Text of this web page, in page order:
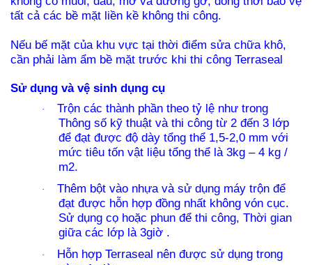
tất cả các bề mặt liền kề không thi công.
Nếu bế mặt của khu vực tại thời điểm sửa chữa khô,
cần phải làm ẩm bề mặt trước khi thi công Terraseal
Sử dụng và vệ sinh dụng cụ
·
Trộn các thành phần theo tỷ lệ như trong
Thông số kỹ thuật và thi công từ 2 đến 3 lớp
để đạt được độ dày tổng thể 1,5-2,0 mm với
mức tiêu tốn vật liệu tổng thể là 3kg – 4 kg /
m2.
·
Thêm bột vào nhựa và sử dụng máy trộn để
đạt được hỗn hợp đồng nhất không vón cục.
Sử dụng cọ hoặc phun để thi công, Thời gian
giữa các lớp là 3giờ .
·
Hỗn hợp Terraseal nên được sử dụng trong